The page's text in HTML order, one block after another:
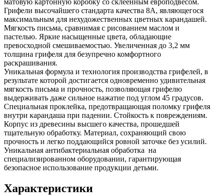
Грифели высочайшего стандарта качества 8А, являющегося
максимальным для нехудожественных цветных карандашей.
Мягкость письма, сравнимая с рисованием маслом и
пастелью. Яркие насыщенные цвета, обладающие
превосходной смешиваемостью. Увеличенная до 3,2 мм
толщина грифеля для безупречно комфортного
раскрашивания.
Уникальная формула и технология производства грифелей, в
результате которой достигается одновременно удивительная
мягкость письма и прочность, позволяющая грифелю
выдерживать даже сильное нажатие под углом 45 градусов.
Специальная проклейка, предотвращающая поломку грифеля
внутри карандаша при падении. Стойкость к повреждениям.
Корпус из древесины высшего качества, прошедшей
тщательную обработку. Материал, сохраняющий свою
прочность и легко поддающийся ровной заточке без усилий.
Уникальная антибактериальная обработка на
специализированном оборудовании, гарантирующая
безопасное использование продукции детьми.
Характеристики